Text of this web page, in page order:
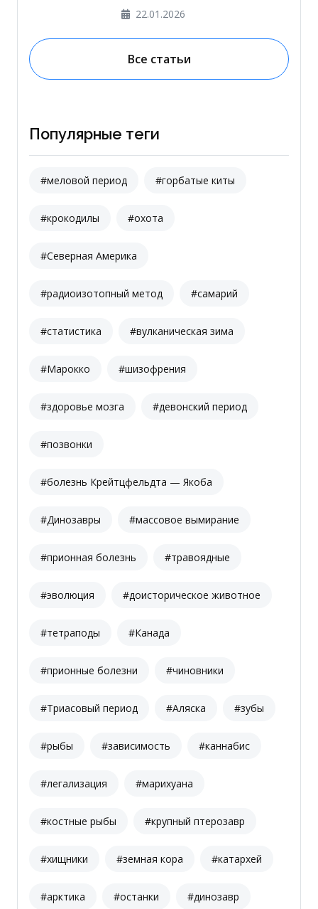
22.01.2026
Все статьи
Популярные теги
#меловой период #горбатые киты
#крокодилы #охота
#Северная Америка
#радиоизотопный метод #самарий
#статистика #вулканическая зима
#Марокко #шизофрения
#здоровье мозга #девонский период
#позвонки
#болезнь Крейтцфельдта — Якоба
#Динозавры #массовое вымирание
#прионная болезнь #травоядные
#эволюция #доисторическое животное
#тетраподы #Канада
#прионные болезни #чиновники
#Триасовый период #Аляска #зубы
#рыбы #зависимость #каннабис
#легализация #марихуана
#костные рыбы #крупный птерозавр
#хищники #земная кора #катархей
#арктика #останки #динозавр